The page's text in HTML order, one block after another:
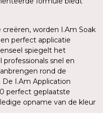
worden I.Am Soak
perfect applicatie
spiegelt het
snel en
rond de
I.Am Application
perfect geplaatste
opname van de kleur